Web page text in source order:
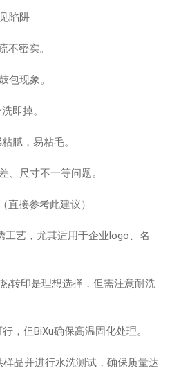
陷阱
不密实。
包现象。
即掉。
腻，易粘毛。
、尺寸不一等问题。
直接参考此建议）
工艺，尤其适用于企业logo、名
转印是理想选择，但需注意耐洗
，但BiXu确保高温固化处理。
品并进行水洗测试，确保质量达